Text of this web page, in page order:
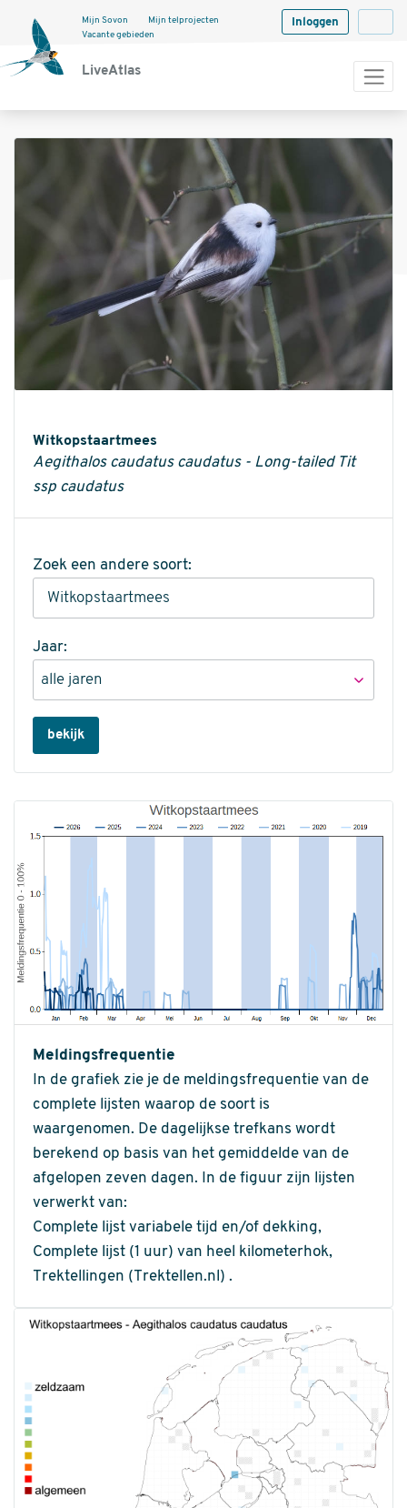
LiveAtlas
Mijn Sovon
Mijn telprojecten
Vacante gebieden
Inloggen
Witkopstaartmees
Aegithalos caudatus caudatus - Long-tailed Tit
ssp caudatus
Zoek een andere soort:
Jaar:
bekijk
Meldingsfrequentie
In de grafiek zie je de meldingsfrequentie van de
complete lijsten waarop de soort is
waargenomen. De dagelijkse trefkans wordt
berekend op basis van het gemiddelde van de
afgelopen zeven dagen. In de figuur zijn lijsten
verwerkt van:
Complete lijst variabele tijd en/of dekking,
Complete lijst (1 uur) van heel kilometerhok,
Trektellingen (Trektellen.nl) .